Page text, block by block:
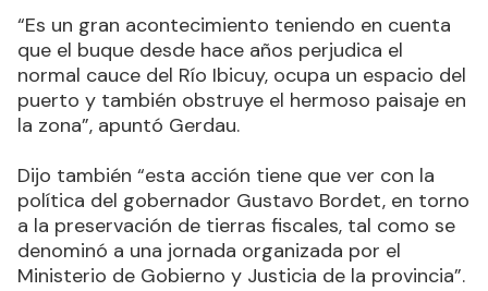
“Es un gran acontecimiento teniendo en cuenta
que el buque desde hace años perjudica el
normal cauce del Río Ibicuy, ocupa un espacio del
puerto y también obstruye el hermoso paisaje en
la zona”, apuntó Gerdau.
Dijo también “esta acción tiene que ver con la
política del gobernador Gustavo Bordet, en torno
a la preservación de tierras fiscales, tal como se
denominó a una jornada organizada por el
Ministerio de Gobierno y Justicia de la provincia”.